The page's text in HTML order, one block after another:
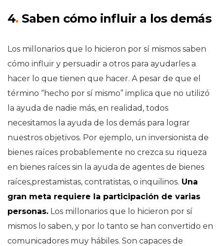
4. Saben cómo influir a los demás
Los millonarios que lo hicieron por sí mismos saben
cómo influir y persuadir a otros para ayudarles a
hacer lo que tienen que hacer. A pesar de que el
término “hecho por sí mismo” implica que no utilizó
la ayuda de nadie más, en realidad, todos
necesitamos la ayuda de los demás para lograr
nuestros objetivos. Por ejemplo, un inversionista de
bienes raíces probablemente no crezca su riqueza
en bienes raíces sin la ayuda de agentes de bienes
raíces,prestamistas, contratistas, o inquilinos. Una
gran meta requiere la participación de varias
personas. Los millonarios que lo hicieron por sí
mismos lo saben, y por lo tanto se han convertido en
comunicadores muy hábiles. Son capaces de